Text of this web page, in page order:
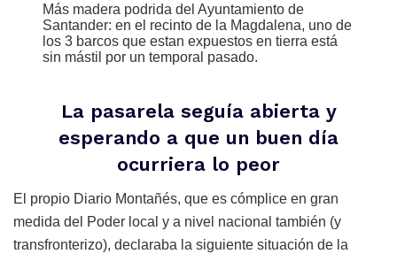
Más madera podrida del Ayuntamiento de
Santander: en el recinto de la Magdalena, uno de
los 3 barcos que estan expuestos en tierra está
sin mástil por un temporal pasado.
La pasarela seguía abierta y
esperando a que un buen día
ocurriera lo peor
El propio Diario Montañés, que es cómplice en gran
medida del Poder local y a nivel nacional también (y
transfronterizo), declaraba la siguiente situación de la